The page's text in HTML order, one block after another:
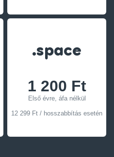
.space
1 200 Ft
Első évre, áfa nélkül
12 299 Ft / hosszabbítás esetén